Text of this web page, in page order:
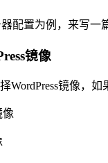
配置为例，来写一
镜像
WordPress镜像，